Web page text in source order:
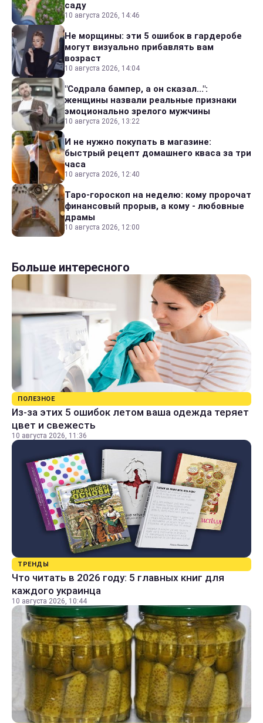
саду
10 августа 2026, 14:46
Не морщины: эти 5 ошибок в гардеробе
могут визуально прибавлять вам
возраст
10 августа 2026, 14:04
"Содрала бампер, а он сказал...":
женщины назвали реальные признаки
эмоционально зрелого мужчины
10 августа 2026, 13:22
И не нужно покупать в магазине:
быстрый рецепт домашнего кваса за три
часа
10 августа 2026, 12:40
Таро-гороскоп на неделю: кому пророчат
финансовый прорыв, а кому - любовные
драмы
10 августа 2026, 12:00
Больше интересного
ПОЛЕЗНОЕ
Из-за этих 5 ошибок летом ваша одежда теряет
цвет и свежесть
10 августа 2026, 11:36
ТРЕНДЫ
Что читать в 2026 году: 5 главных книг для
каждого украинца
10 августа 2026, 10:44